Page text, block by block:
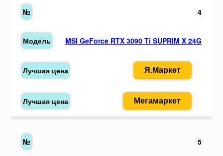
4
MSI GeForce RTX 3090 Ti SUPRIM X 24G
Я.Маркет
Мегамаркет
5